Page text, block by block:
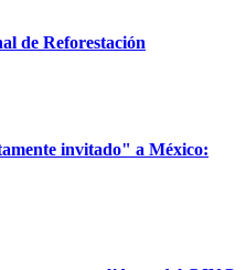
de Reforestación
invitado" a México: